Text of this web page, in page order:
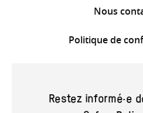
Nous
Politique de
Restez informé·e